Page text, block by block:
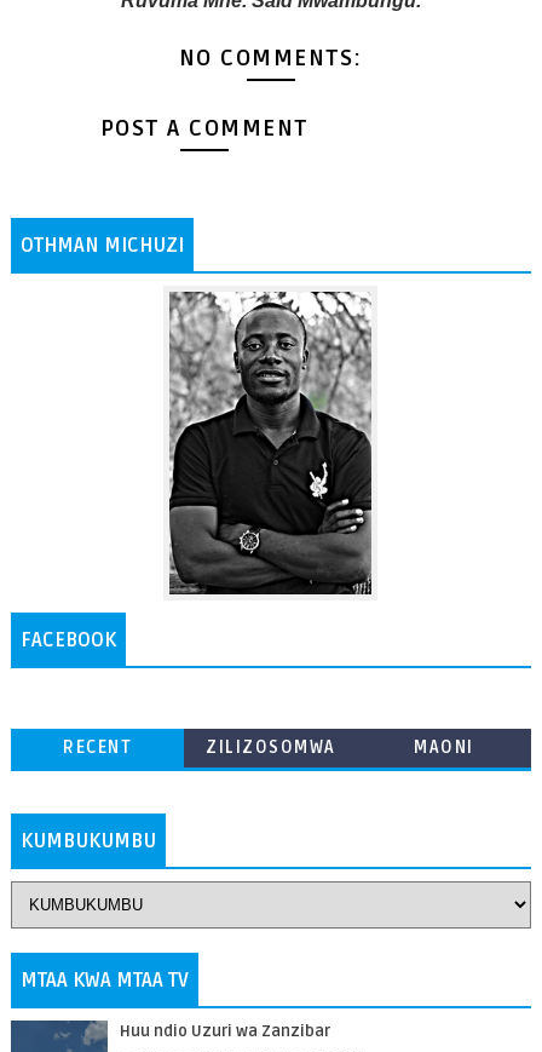
NO COMMENTS:
POST A COMMENT
OTHMAN MICHUZI
FACEBOOK
RECENT
ZILIZOSOMWA
MAONI
KUMBUKUMBU
MTAA KWA MTAA TV
Huu ndio Uzuri wa Zanzibar